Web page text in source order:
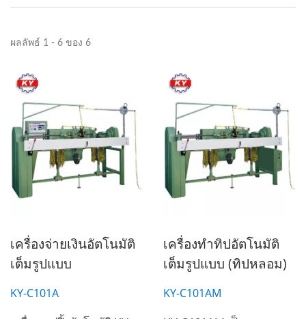
ผลลัพธ์ 1 - 6 ของ 6
เครื่องจ่ายเงินอัตโนมัติ
เต็มรูปแบบ
KY-C101A
เครื่องทำทิปอัตโนมัติ
เต็มรูปแบบ (ทิปหลอม)
KY-C101AM